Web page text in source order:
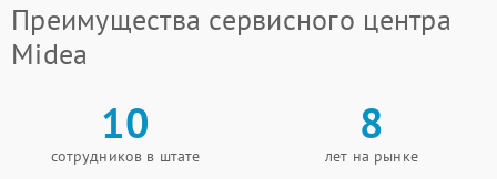
Преимущества сервисного центра
Midea
10
сотрудников в штате
8
лет на рынке